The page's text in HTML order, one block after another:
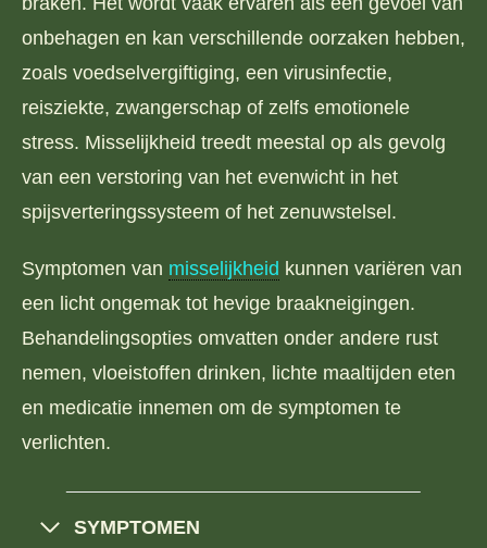
onbehagen en kan verschillende oorzaken hebben,
zoals voedselvergiftiging, een virusinfectie,
reisziekte, zwangerschap of zelfs emotionele
stress. Misselijkheid treedt meestal op als gevolg
van een verstoring van het evenwicht in het
spijsverteringssysteem of het zenuwstelsel.
Symptomen van misselijkheid kunnen variëren van
een licht ongemak tot hevige braakneigingen.
Behandelingsopties omvatten onder andere rust
nemen, vloeistoffen drinken, lichte maaltijden eten
en medicatie innemen om de symptomen te
verlichten.
SYMPTOMEN